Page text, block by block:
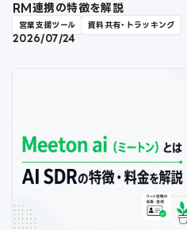
RM連携の特徴を解説
営業支援ツール 資料共有・トラッキング
2026/07/24